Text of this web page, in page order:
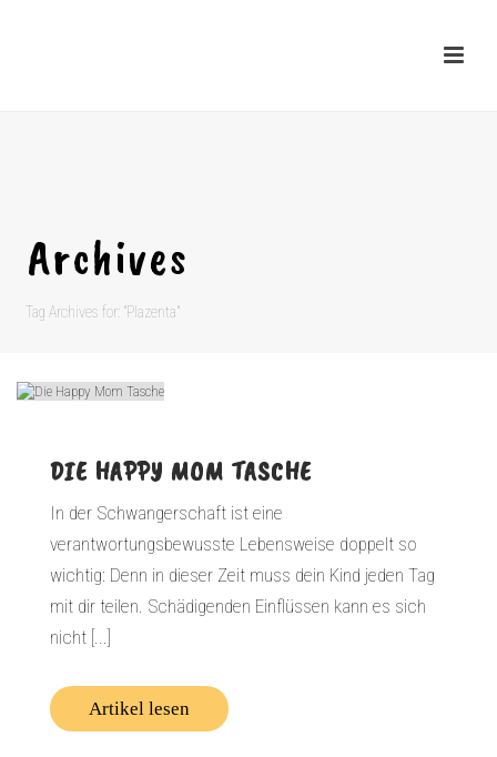
Archives
Tag Archives for: "Plazenta"
DIE HAPPY MOM TASCHE
In der Schwangerschaft ist eine
verantwortungsbewusste Lebensweise doppelt so
wichtig: Denn in dieser Zeit muss dein Kind jeden Tag
mit dir teilen. Schädigenden Einflüssen kann es sich
nicht [...]
Artikel lesen